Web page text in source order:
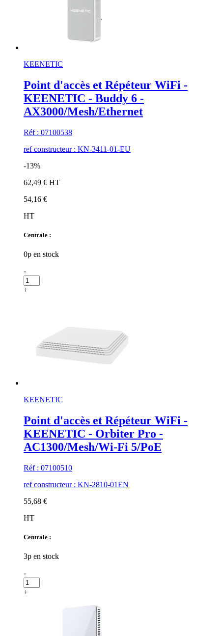
KEENETIC
Point d'accès et Répéteur WiFi -
KEENETIC - Buddy 6 -
AX3000/Mesh/Ethernet
Réf : 07100538
ref constructeur : KN-3411-01-EU
-13%
62,49 € HT
54,16 €
HT
Centrale :
0p en stock
-
+
KEENETIC
Point d'accès et Répéteur WiFi -
KEENETIC - Orbiter Pro -
AC1300/Mesh/Wi-Fi 5/PoE
Réf : 07100510
ref constructeur : KN-2810-01EN
55,68 €
HT
Centrale :
3p en stock
-
+